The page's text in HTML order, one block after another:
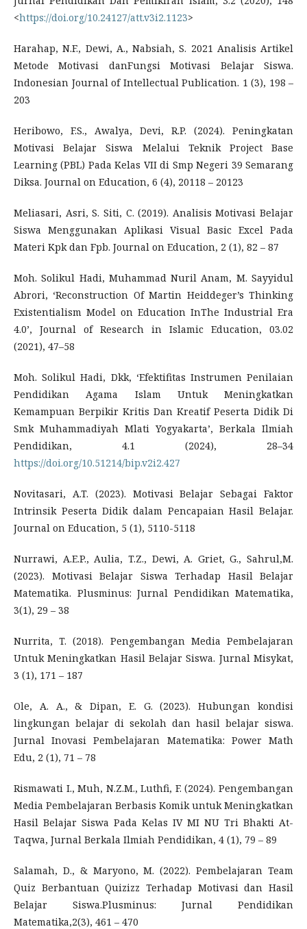
<https://doi.org/10.24127/att.v3i2.1123>
Harahap, N.F., Dewi, A., Nabsiah, S. 2021 Analisis Artikel
Metode Motivasi danFungsi Motivasi Belajar Siswa.
Indonesian Journal of Intellectual Publication. 1 (3), 198 –
203
Heribowo, F.S., Awalya, Devi, R.P. (2024). Peningkatan
Motivasi Belajar Siswa Melalui Teknik Project Base
Learning (PBL) Pada Kelas VII di Smp Negeri 39 Semarang
Diksa. Journal on Education, 6 (4), 20118 – 20123
Meliasari, Asri, S. Siti, C. (2019). Analisis Motivasi Belajar
Siswa Menggunakan Aplikasi Visual Basic Excel Pada
Materi Kpk dan Fpb. Journal on Education, 2 (1), 82 – 87
Moh. Solikul Hadi, Muhammad Nuril Anam, M. Sayyidul
Abrori, ‘Reconstruction Of Martin Heiddeger’s Thinking
Existentialism Model on Education InThe Industrial Era
4.0’, Journal of Research in Islamic Education, 03.02
(2021), 47–58
Moh. Solikul Hadi, Dkk, ‘Efektifitas Instrumen Penilaian
Pendidikan Agama Islam Untuk Meningkatkan
Kemampuan Berpikir Kritis Dan Kreatif Peserta Didik Di
Smk Muhammadiyah Mlati Yogyakarta’, Berkala Ilmiah
Pendidikan, 4.1 (2024), 28–34
https://doi.org/10.51214/bip.v2i2.427
Novitasari, A.T. (2023). Motivasi Belajar Sebagai Faktor
Intrinsik Peserta Didik dalam Pencapaian Hasil Belajar.
Journal on Education, 5 (1), 5110-5118
Nurrawi, A.E.P., Aulia, T.Z., Dewi, A. Griet, G., Sahrul,M.
(2023). Motivasi Belajar Siswa Terhadap Hasil Belajar
Matematika. Plusminus: Jurnal Pendidikan Matematika,
3(1), 29 – 38
Nurrita, T. (2018). Pengembangan Media Pembelajaran
Untuk Meningkatkan Hasil Belajar Siswa. Jurnal Misykat,
3 (1), 171 – 187
Ole, A. A., & Dipan, E. G. (2023). Hubungan kondisi
lingkungan belajar di sekolah dan hasil belajar siswa.
Jurnal Inovasi Pembelajaran Matematika: Power Math
Edu, 2 (1), 71 – 78
Rismawati I., Muh, N.Z.M., Luthfi, F. (2024). Pengembangan
Media Pembelajaran Berbasis Komik untuk Meningkatkan
Hasil Belajar Siswa Pada Kelas IV MI NU Tri Bhakti At-
Taqwa, Jurnal Berkala Ilmiah Pendidikan, 4 (1), 79 – 89
Salamah, D., & Maryono, M. (2022). Pembelajaran Team
Quiz Berbantuan Quizizz Terhadap Motivasi dan Hasil
Belajar Siswa.Plusminus: Jurnal Pendidikan
Matematika,2(3), 461 – 470